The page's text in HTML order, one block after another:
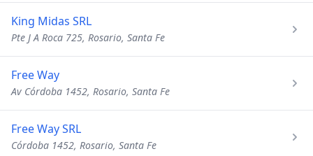
King Midas SRL
Pte J A Roca 725, Rosario, Santa Fe
Free Way
Av Córdoba 1452, Rosario, Santa Fe
Free Way SRL
Córdoba 1452, Rosario, Santa Fe